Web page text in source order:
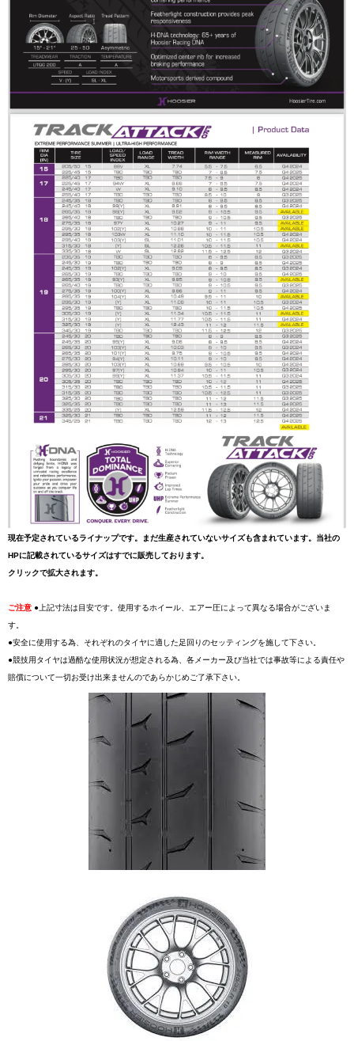
現在予定されているライナップです。まだ生産されていないサイズも含まれています。当社の
HPに記載されているサイズはすでに販売しております。
クリックで拡大されます。
ご注意 ●上記寸法は目安です。使用するホイール、エアー圧によって異なる場合がございま
す。
●安全に使用する為、それぞれのタイヤに適した足回りのセッティングを施して下さい。
●競技用タイヤは過酷な使用状況が想定される為、各メーカー及び当社では事故等による責任や
賠償について一切お受け出来ませんのであらかじめご了承下さい。